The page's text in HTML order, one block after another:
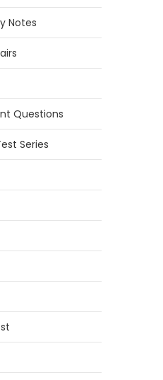
Notes
Questions
Series